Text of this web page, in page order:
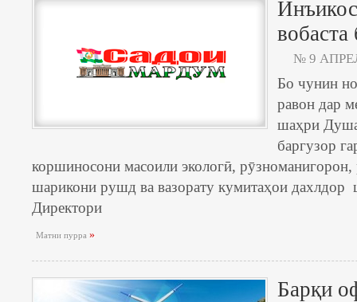
№ 9
Бо чунин
равон дар
шаҳри
баргузор
коршиносони масоили экологӣ,
шарикони рушд ва вазорату кумитаҳои дахлдор
Директори
Матни пурра»
Барқи